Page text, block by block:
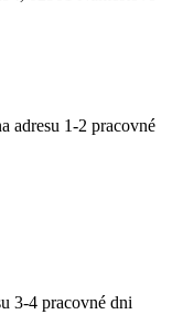
adresu 1-2 pracovné
3-4 pracovné dni